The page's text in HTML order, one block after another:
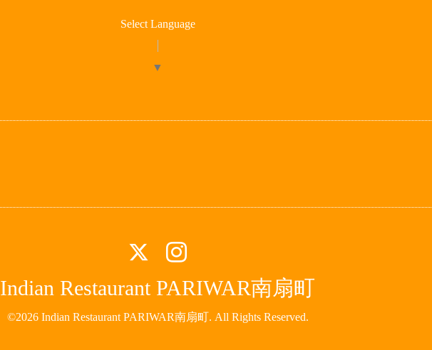
Select Language
▼
Indian Restaurant PARIWAR南扇町
©2026 Indian Restaurant PARIWAR南扇町. All Rights Reserved.